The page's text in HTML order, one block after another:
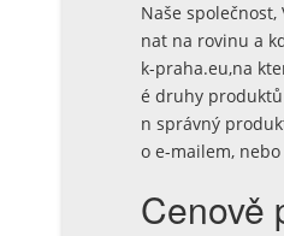
Naše
nat na rovinu a
k-praha.eu,na
é druhy produktů
n správný
o e-mailem,
Cenově